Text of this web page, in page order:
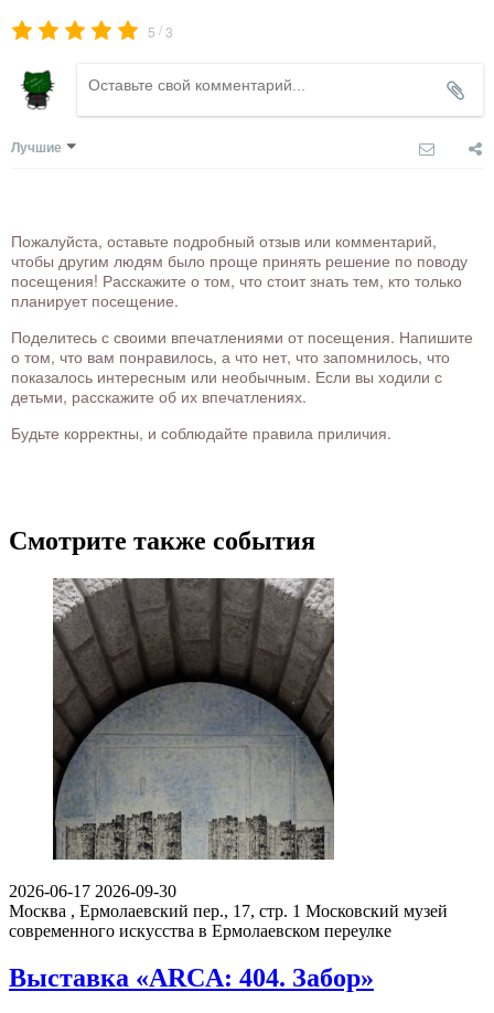
5 /3
Лучшие
Пожалуйста, оставьте подробный отзыв или комментарий,
чтобы другим людям было проще принять решение по поводу
посещения! Расскажите о том, что стоит знать тем, кто только
планирует посещение.
Поделитесь с своими впечатлениями от посещения. Напишите
о том, что вам понравилось, а что нет, что запомнилось, что
показалось интересным или необычным. Если вы ходили с
детьми, расскажите об их впечатлениях.
Будьте корректны, и соблюдайте правила приличия.
Смотрите также события
2026-06-17 2026-09-30
Москва , Ермолаевский пер., 17, стр. 1 Московский музей
современного искусства в Ермолаевском переулке
Выставка «ARCA: 404. Забор»